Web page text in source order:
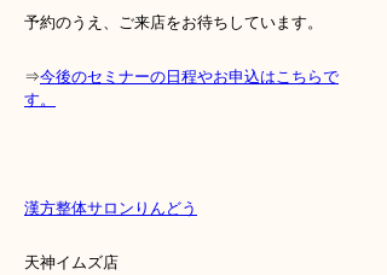
予約のうえ、ご来店をお待ちしています。
⇒今後のセミナーの日程やお申込はこちらで
す。
漢方整体サロンりんどう
天神イムズ店